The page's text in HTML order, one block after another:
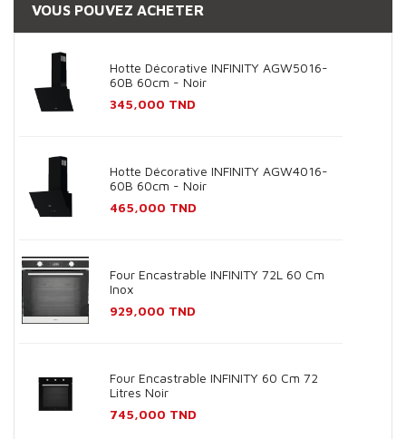
VOUS POUVEZ ACHETER
Hotte Décorative INFINITY AGW5016-
60B 60cm - Noir
Prix
345,000 TND
Hotte Décorative INFINITY AGW4016-
60B 60cm - Noir
Prix
465,000 TND
Four Encastrable INFINITY 72L 60 Cm
Inox
Prix
929,000 TND
Four Encastrable INFINITY 60 Cm 72
Litres Noir
Prix
745,000 TND